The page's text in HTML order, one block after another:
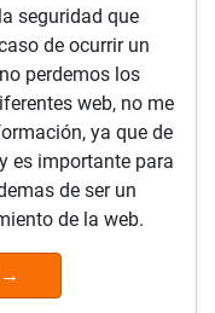
seguridad que
de ocurrir un
perdemos los
web, no me
ya que de
es importante para
de ser un
de la web.
→